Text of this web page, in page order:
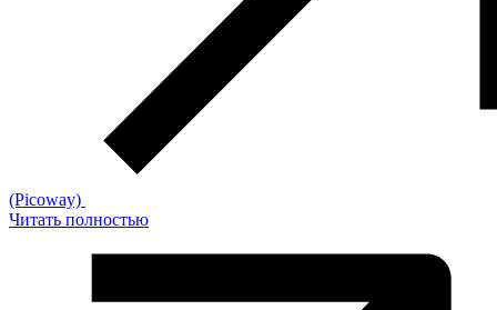
(Picoway)
Читать полностью